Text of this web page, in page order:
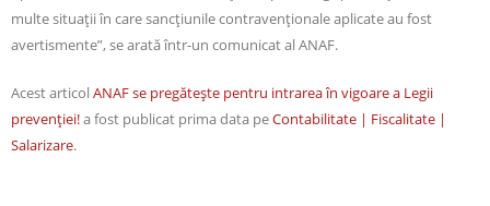
multe situaţii în care sancţiunile contravenţionale aplicate au fost
avertismente”, se arată într-un comunicat al ANAF.
Acest articolANAF se pregăteşte pentru intrarea în vigoare a Legii
prevenţiei!a fost publicat prima data peContabilitate | Fiscalitate |
Salarizare.